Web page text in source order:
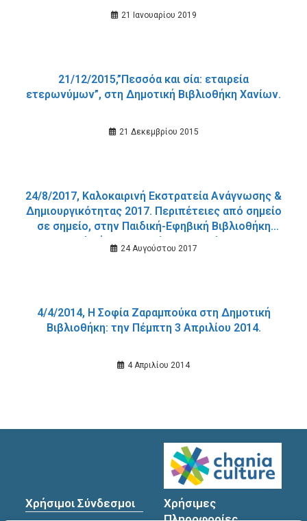
21 Ιανουαρίου 2019
21/12/2015,”Πεσσόα και σία: εταιρεία
ετερωνύμων”, στη Δημοτική Βιβλιοθήκη Χανίων.
21 Δεκεμβρίου 2015
24/8/2017, Καλοκαιρινή Εκστρατεία Ανάγνωσης &
Δημιουργικότητας 2017. Περιπέτειες από σημείο
σε σημείο, στην Παιδική-Εφηβική Βιβλιοθήκη
Δημοτικού Κήπου, Δευτέρα 7 Αυγούστου 2017.
24 Αυγούστου 2017
4/4/2014, Η Σοφία Ζαραμπούκα στη Δημοτική
Βιβλιοθήκη: την Πέμπτη 3 Απριλίου 2014.
4 Απριλίου 2014
Χρήσιμοι Σύνδεσμοι
Χρήσιμες